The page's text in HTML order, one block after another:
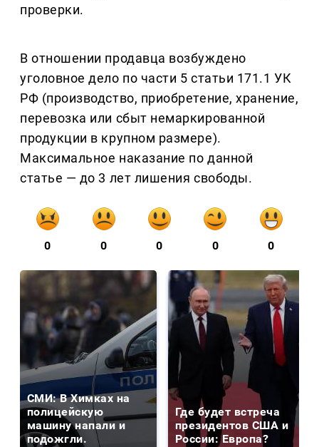
проверки.
В отношении продавца возбуждено
уголовное дело по части 5 статьи 171.1 УК
РФ (производство, приобретение, хранение,
перевозка или сбыт немаркированной
продукции в крупном размере).
Максимальное наказание по данной
статье — до 3 лет лишения свободы.
0 0 0 0 0
СМИ: В Химках на
полицейскую
машину напали и
подожгли.
Где будет встреча
президентов США и
России: Европа?